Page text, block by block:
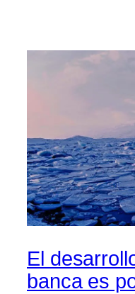
El
banca es